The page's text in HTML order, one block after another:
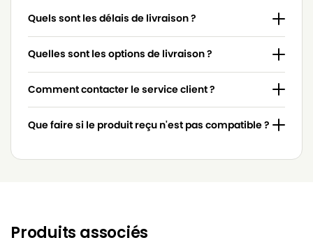
MIELE
MIELE S4213
MIELE
MIELE S4221
MIELE
MIELE S4260
MIELE
MIELE S4261
MIELE
MIELE S4262
MIELE
MIELE S4282
Quels sont les délais de livraison ?
Quelles sont les options de livraison ?
Comment contacter le service client ?
Que faire si le produit reçu n'est pas compatible ?
Produits associés